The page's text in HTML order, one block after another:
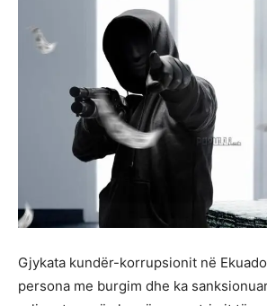
Gjykata kundër-korrupsionit në
persona me burgim dhe ka